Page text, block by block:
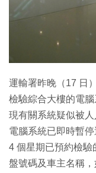
運輸署昨晚（17 日
檢驗綜合大樓的電
現有關系統疑似被
電腦系統已即時暫
4 個星期已預約檢
盤號碼及車主名稱